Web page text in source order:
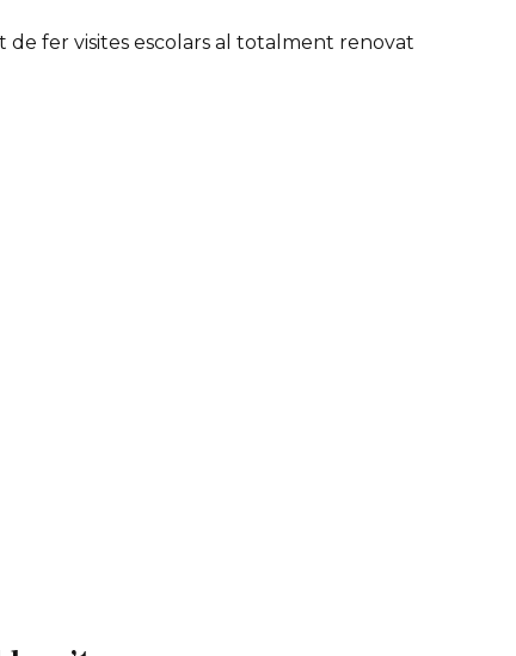
de fer visites escolars al totalment renovat